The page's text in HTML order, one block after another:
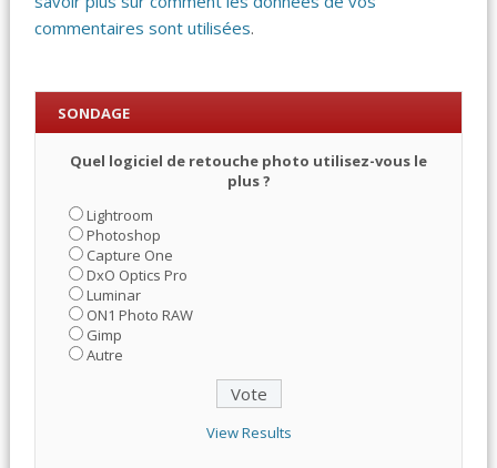
commentaires sont utilisées.
SONDAGE
Quel logiciel de retouche photo utilisez-vous le
plus ?
Lightroom
Photoshop
Capture One
DxO Optics Pro
Luminar
ON1 Photo RAW
Gimp
Autre
View Results